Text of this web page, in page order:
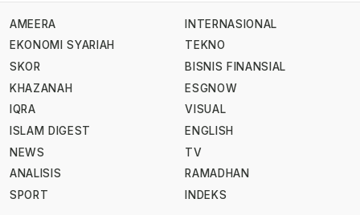
AMEERA
EKONOMI SYARIAH
SKOR
KHAZANAH
IQRA
ISLAM DIGEST
NEWS
ANALISIS
SPORT
INTERNASIONAL
TEKNO
BISNIS FINANSIAL
ESGNOW
VISUAL
ENGLISH
TV
RAMADHAN
INDEKS